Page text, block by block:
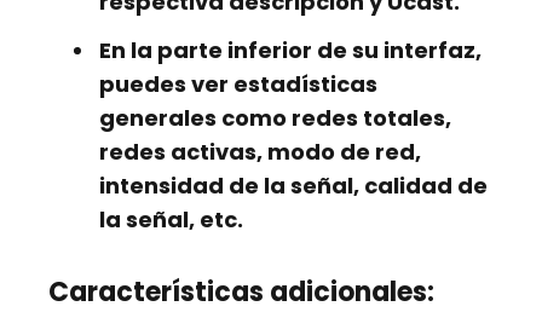
En la parte inferior de su interfaz,
puedes ver estadísticas
generales como redes totales,
redes activas, modo de red,
intensidad de la señal, calidad de
la señal, etc.
Características adicionales: